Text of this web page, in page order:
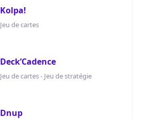
Kolpa!
Jeu de cartes
Deck’Cadence
Jeu de cartes - Jeu de stratégie
Dnup